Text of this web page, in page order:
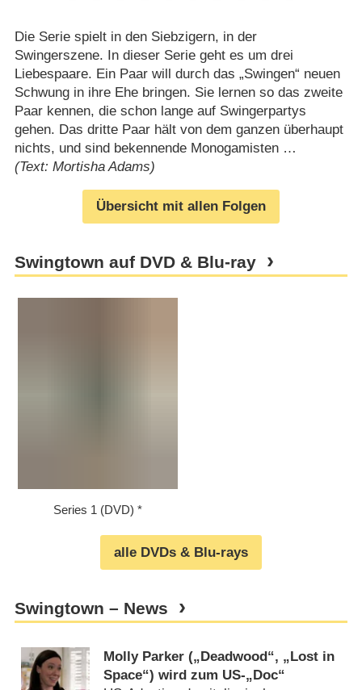
Die Serie spielt in den Siebzigern, in der
Swingerszene. In dieser Serie geht es um drei
Liebespaare. Ein Paar will durch das „Swingen“ neuen
Schwung in ihre Ehe bringen. Sie lernen so das zweite
Paar kennen, die schon lange auf Swingerpartys
gehen. Das dritte Paar hält von dem ganzen überhaupt
nichts, und sind bekennende Monogamisten …
(Text: Mortisha Adams)
Übersicht mit allen Folgen
Swingtown auf DVD & Blu-ray
Series 1 (DVD)
alle DVDs & Blu-rays
Swingtown – News
Molly Parker („Deadwood“, „Lost in
Space“) wird zum US-„Doc“